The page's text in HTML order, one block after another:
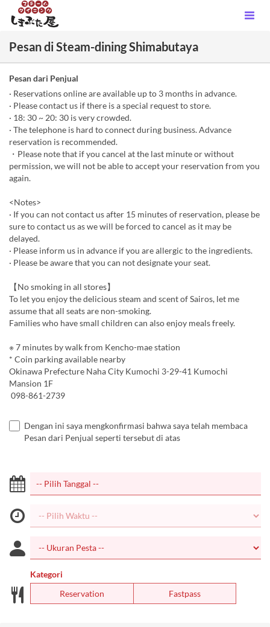
Pesan di Steam-dining Shimabutaya
Pesan dari Penjual
· Reservations online are available up to 3 months in advance.
· Please contact us if there is a special request to store.
· 18: 30 ~ 20: 30 is very crowded.
· The telephone is hard to connect during business. Advance
reservation is recommended.
・Please note that if you cancel at the last minute or without
permission, we will not be able to accept your reservation from you
again.
<Notes>
· If you can not contact us after 15 minutes of reservation, please be
sure to contact us as we will be forced to cancel as it may be
delayed.
· Please inform us in advance if you are allergic to the ingredients.
· Please be aware that you can not designate your seat.
【No smoking in all stores】
To let you enjoy the delicious steam and scent of Sairos, let me
assume that all seats are non-smoking.
Families who have small children can also enjoy meals freely.
※ 7 minutes by walk from Kencho-mae station
* Coin parking available nearby
Okinawa Prefecture Naha City Kumochi 3-29-41 Kumochi
Mansion 1F
098-861-2739
Dengan ini saya mengkonfirmasi bahwa saya telah membaca
Pesan dari Penjual seperti tersebut di atas
Kategori
Reservation
Fastpass